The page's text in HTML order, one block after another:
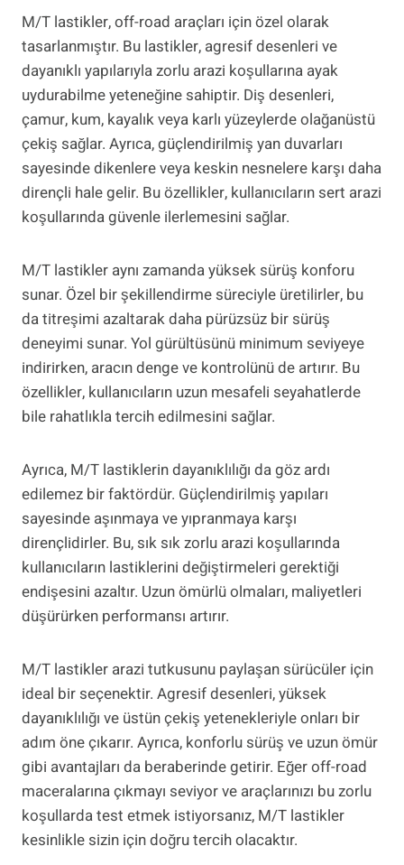
M/T lastikler, off-road araçları için özel olarak
tasarlanmıştır. Bu lastikler, agresif desenleri ve
dayanıklı yapılarıyla zorlu arazi koşullarına ayak
uydurabilme yeteneğine sahiptir. Diş desenleri,
çamur, kum, kayalık veya karlı yüzeylerde olağanüstü
çekiş sağlar. Ayrıca, güçlendirilmiş yan duvarları
sayesinde dikenlere veya keskin nesnelere karşı daha
dirençli hale gelir. Bu özellikler, kullanıcıların sert arazi
koşullarında güvenle ilerlemesini sağlar.
M/T lastikler aynı zamanda yüksek sürüş konforu
sunar. Özel bir şekillendirme süreciyle üretilirler, bu
da titreşimi azaltarak daha pürüzsüz bir sürüş
deneyimi sunar. Yol gürültüsünü minimum seviyeye
indirirken, aracın denge ve kontrolünü de artırır. Bu
özellikler, kullanıcıların uzun mesafeli seyahatlerde
bile rahatlıkla tercih edilmesini sağlar.
Ayrıca, M/T lastiklerin dayanıklılığı da göz ardı
edilemez bir faktördür. Güçlendirilmiş yapıları
sayesinde aşınmaya ve yıpranmaya karşı
dirençlidirler. Bu, sık sık zorlu arazi koşullarında
kullanıcıların lastiklerini değiştirmeleri gerektiği
endişesini azaltır. Uzun ömürlü olmaları, maliyetleri
düşürürken performansı artırır.
M/T lastikler arazi tutkusunu paylaşan sürücüler için
ideal bir seçenektir. Agresif desenleri, yüksek
dayanıklılığı ve üstün çekiş yetenekleriyle onları bir
adım öne çıkarır. Ayrıca, konforlu sürüş ve uzun ömür
gibi avantajları da beraberinde getirir. Eğer off-road
maceralarına çıkmayı seviyor ve araçlarınızı bu zorlu
koşullarda test etmek istiyorsanız, M/T lastikler
kesinlikle sizin için doğru tercih olacaktır.